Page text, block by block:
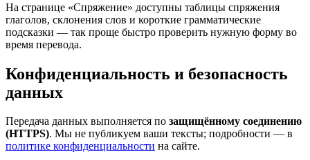
На странице «Спряжение» доступны таблицы спряжения
глаголов, склонения слов и короткие грамматические
подсказки — так проще быстро проверить нужную форму во
время перевода.
Конфиденциальность и безопасность
данных
Передача данных выполняется по защищённому соединению
(HTTPS). Мы не публикуем ваши тексты; подробности — в
политике конфиденциальности на сайте.